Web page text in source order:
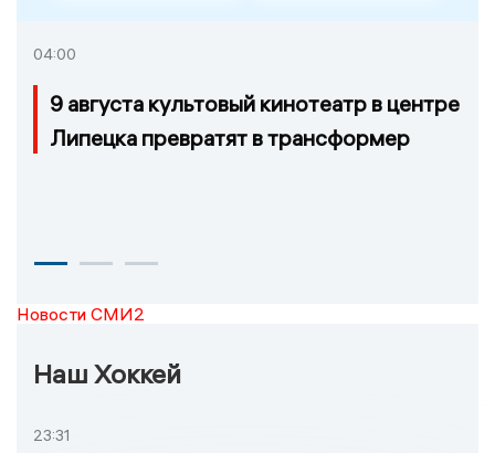
04:00
9 августа культовый кинотеатр в центре
Липецка превратят в трансформер
Новости СМИ2
Наш Хоккей
23:31